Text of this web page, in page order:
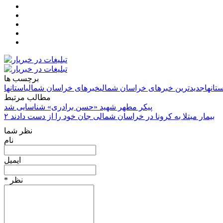
برچسب ها
جدیدترین خبرهای خراسان شمالیخبرهای خراسان شمالیاستانها
مطالب مرتبط
پیکر مطهر شهید «حسن برادری» شناسایی شد
۲ بیمار مبتلا به کرونا در خراسان شمالی جان خود را از دست دادند
نظر شما
نام
ایمیل
* نظر